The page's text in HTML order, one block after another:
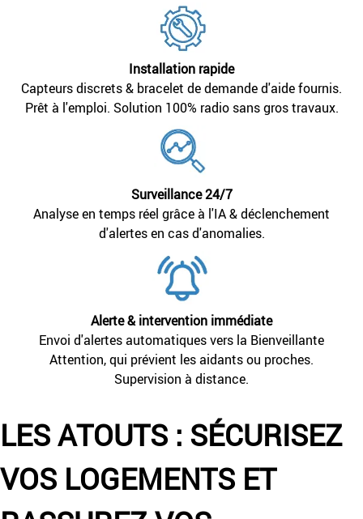
Installation rapide
Capteurs discrets & bracelet de demande d'aide fournis.
Prêt à l'emploi. Solution 100% radio sans gros travaux.
Surveillance 24/7
Analyse en temps réel grâce à l'IA & déclenchement
d'alertes en cas d'anomalies.
Alerte & intervention immédiate
Envoi d'alertes automatiques vers la Bienveillante
Attention, qui prévient les aidants ou proches.
Supervision à distance.
LES ATOUTS : SÉCURISEZ
VOS LOGEMENTS ET